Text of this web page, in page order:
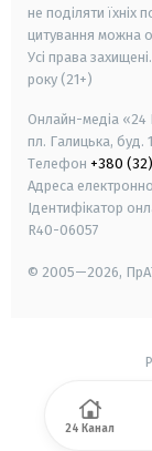
не поділяти їхніх
цитування можна
Усі права захищені.
року (21+)
Онлайн-медіа «24
пл. Галицька, буд.
Телефон +380
Адреса
Ідентифікатор
R40-06057
© 2005—2026,
24 Канал